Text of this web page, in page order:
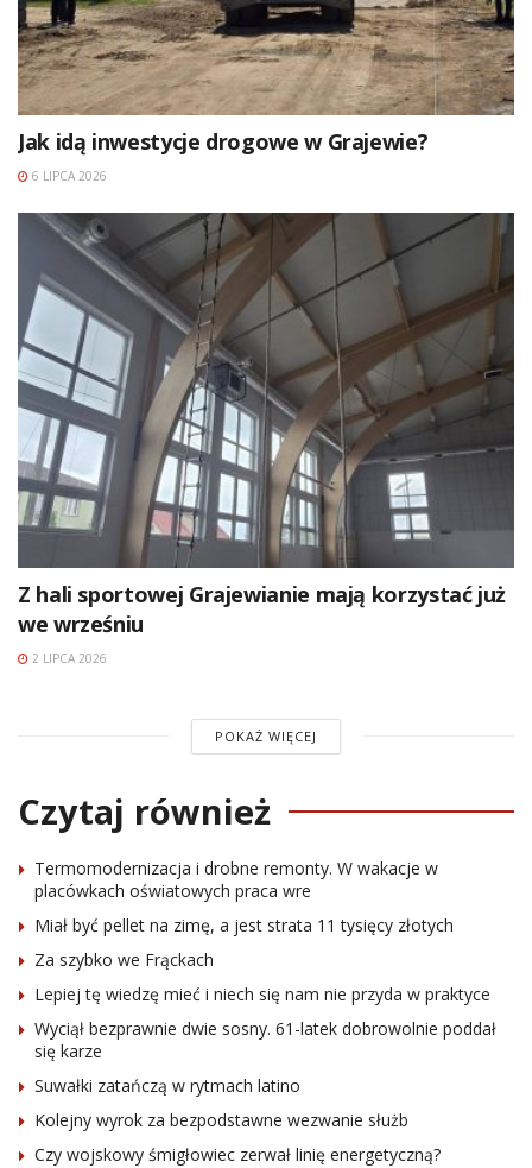
Jak idą inwestycje drogowe w Grajewie?
6 LIPCA 2026
Z hali sportowej Grajewianie mają korzystać już
we wrześniu
2 LIPCA 2026
POKAŻ WIĘCEJ
Czytaj również
Termomodernizacja i drobne remonty. W wakacje w
placówkach oświatowych praca wre
Miał być pellet na zimę, a jest strata 11 tysięcy złotych
Za szybko we Frąckach
Lepiej tę wiedzę mieć i niech się nam nie przyda w praktyce
Wyciął bezprawnie dwie sosny. 61-latek dobrowolnie poddał
się karze
Suwałki zatańczą w rytmach latino
Kolejny wyrok za bezpodstawne wezwanie służb
Czy wojskowy śmigłowiec zerwał linię energetyczną?